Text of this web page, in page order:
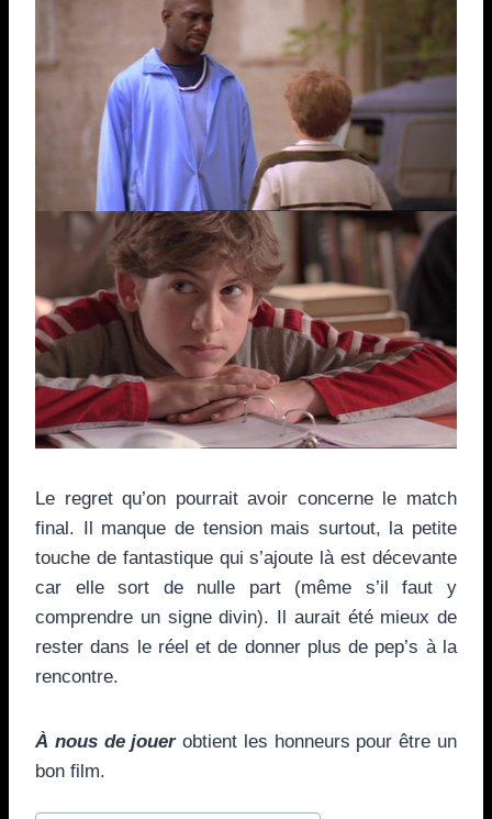
Le regret qu’on pourrait avoir concerne le match
final. Il manque de tension mais surtout, la petite
touche de fantastique qui s’ajoute là est décevante
car elle sort de nulle part (même s’il faut y
comprendre un signe divin). Il aurait été mieux de
rester dans le réel et de donner plus de pep’s à la
rencontre.
À nous de jouerobtient les honneurs pour être un
bon film.